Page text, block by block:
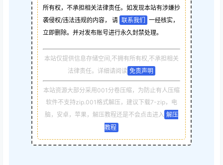
所有权，不承担相关法律责任。如发现本站有涉嫌抄
袭侵权/违法违规的内容， 请 联系我们
一经核实，
立即删除。并对发布账号进行永久封禁处理。
本站仅提供信息存储空间,不拥有所有权,不承担相关
法律责任。详细请阅读 免责声明
本站资源大部分采用001分卷压缩，为防止有人压缩
软件不支持zip.001格式解压，建议下载7-zip，电
脑，安卓，苹果，解压教程还是不会点击进入 解压
教程